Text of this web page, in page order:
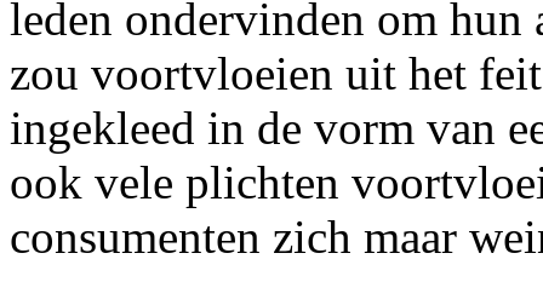
leden ondervinden om hun
zou voortvloeien uit het
ingekleed in de vorm van
ook vele plichten
consumenten zich maar